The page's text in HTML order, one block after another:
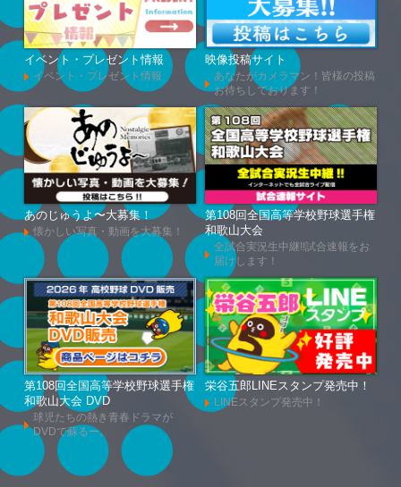
イベント・プレゼント情報
イベント・プレゼント情報
映像投稿サイト
あなたがカメラマン！皆様の投稿
お待ちしております！
あのじゅうよ〜大募集！
懐かしい写真・動画を大募集！
第108回全国高等学校野球選手権
和歌山大会
全試合実況生中継!!試合速報をお
届けします！
第108回全国高等学校野球選手権
和歌山大会 DVD
球児たちの熱き青春ドラマが
DVDで蘇るー。
栄谷五郎LINEスタンプ発売中！
LINEスタンプ発売中！